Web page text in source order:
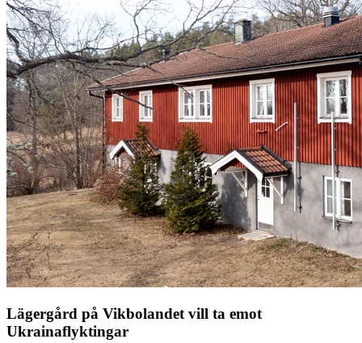
Lägergård på Vikbolandet vill ta emot
Ukrainaflyktingar